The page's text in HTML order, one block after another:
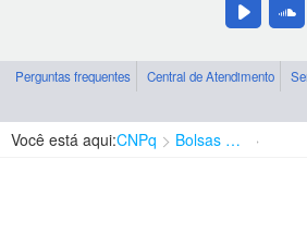
Perguntas frequentes Central de Atendimento
Você está aqui:CNPq Bolsas e Auxílios Vigentes